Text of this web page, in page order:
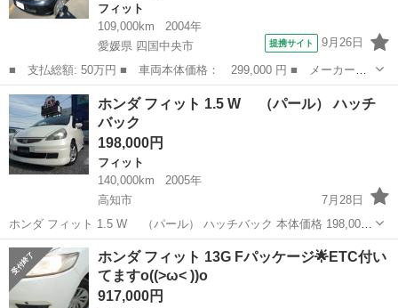
フィット
109,000km
2004年
愛媛県 四国中央市
提携サイト 9月26日
■ 支払総額: 50万円 ■ 車両本体価格： 299,000 円 ■ メーカー
名： ホンダ ■ 車種名： フィット ■ グレード名： １．３Ａ
■ 排気量： 1300cc ■ ドア枚数： 5D ■ ミッション： CVT ■...
愛媛 四国中央市 フィット
ホンダ フィット 1.5 W （パール） ハッチ
バック
198,000円
フィット
140,000km
2005年
高知市
7月28日
ホンダ フィット 1.5 W （パール） ハッチバック 本体価格 198,000
円 年式(初度登録年):2005(H17) 走行距離:14.0万km 修復歴:なし リサイ
クル料:リ済別 車検:車検残：無（購入時に新...
高知 高知市 フィット 法定
ホンダ フィット 13G Fパッケージ🌟ETC付い
てますo((>ω< ))o
917,000円